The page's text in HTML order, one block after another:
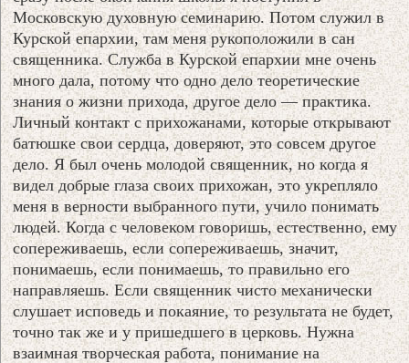
Московскую духовную семинарию. Потом служил в
Курской епархии, там меня рукоположили в сан
священника. Служба в Курской епархии мне очень
много дала, потому что одно дело теоретические
знания о жизни прихода, другое дело — практика.
Личный контакт с прихожанами, которые открывают
батюшке свои сердца, доверяют, это совсем другое
дело. Я был очень молодой священник, но когда я
видел добрые глаза своих прихожан, это укрепляло
меня в верности выбранного пути, учило понимать
людей. Когда с человеком говоришь, естественно, ему
сопереживаешь, если сопереживаешь, значит,
понимаешь, если понимаешь, то правильно его
направляешь. Если священник чисто механически
слушает исповедь и покаяние, то результата не будет,
точно так же и у пришедшего в церковь. Нужна
взаимная творческая работа, понимание на